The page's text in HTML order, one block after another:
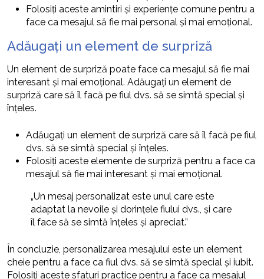
Folosiți aceste amintiri și experiențe comune pentru a
face ca mesajul să fie mai personal și mai emoțional.
Adăugați un element de surpriză
Un element de surpriză poate face ca mesajul să fie mai
interesant și mai emoțional. Adăugați un element de
surpriză care să îl facă pe fiul dvs. să se simtă special și
înțeles.
Adăugați un element de surpriză care să îl facă pe fiul
dvs. să se simtă special și înțeles.
Folosiți aceste elemente de surpriză pentru a face ca
mesajul să fie mai interesant și mai emoțional.
„Un mesaj personalizat este unul care este
adaptat la nevoile și dorințele fiului dvs., și care
îl face să se simtă înțeles și apreciat.”
În concluzie, personalizarea mesajului este un element
cheie pentru a face ca fiul dvs. să se simtă special și iubit.
Folosiți aceste sfaturi practice pentru a face ca mesajul